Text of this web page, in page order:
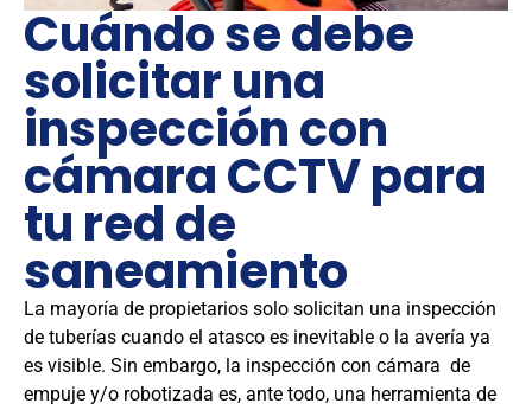
Cuándo se debe
solicitar una
inspección con
cámara CCTV para
tu red de
saneamiento
La mayoría de propietarios solo solicitan una inspección
de tuberías cuando el atasco es inevitable o la avería ya
es visible. Sin embargo, la inspección con cámara de
empuje y/o robotizada es, ante todo, una herramienta de